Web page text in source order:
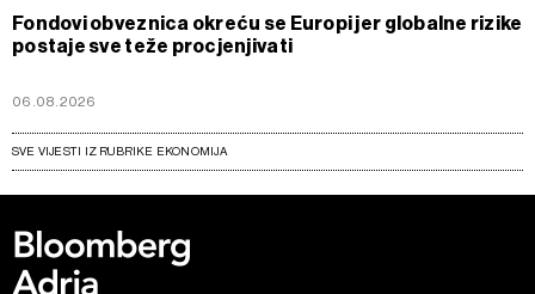
Fondovi obveznica okreću se Europi jer globalne rizike
postaje sve teže procjenjivati
06.08.2026
SVE VIJESTI IZ RUBRIKE EKONOMIJA